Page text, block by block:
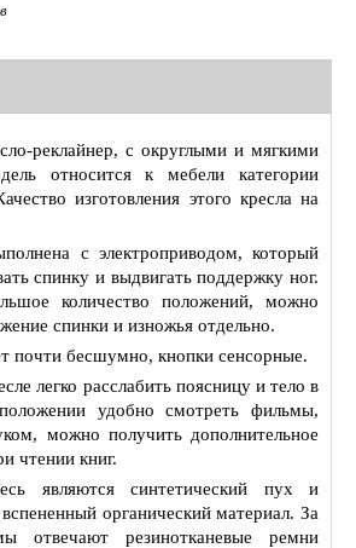
реклайнер, с округлыми и мягкими
относится к мебели категории
изготовления этого кресла на
с электроприводом, который
спинку и выдвигать поддержку ног.
количество положений, можно
спинки и изножья отдельно.
почти бесшумно, кнопки сенсорные.
легко расслабить поясницу и тело в
удобно смотреть фильмы,
можно получить дополнительное
чтении книг.
являются синтетический пух и
органический материал. За
отвечают резинотканевые ремни